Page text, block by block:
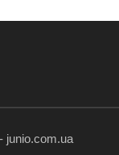
junio.com.ua